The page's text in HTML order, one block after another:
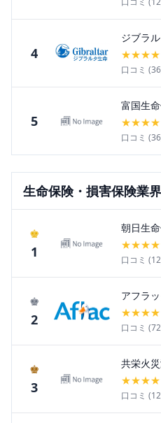
4
ジブラ
★★★★
口コミ (36
5
富国生
★★★★
口コミ (36
生命保険・損害保険業
♚
1
朝日生
★★★★
口コミ (12
♚
2
アフラ
★★★★
口コミ (72
♚
3
共栄火
★★★★
口コミ (12